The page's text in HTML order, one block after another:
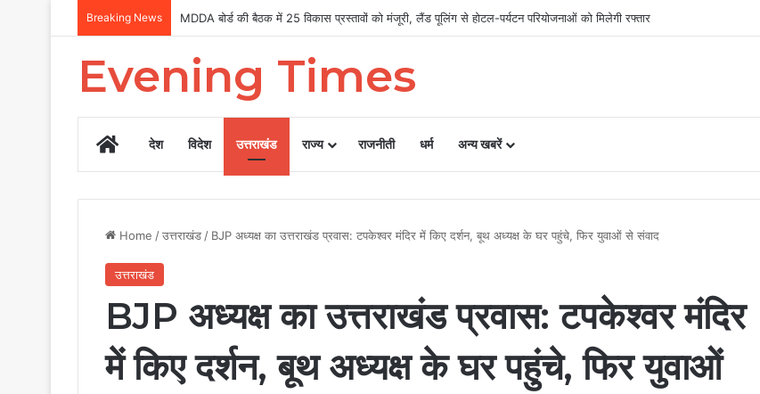
Breaking News Uttarakhand Tilu Rauteli Award 2026: 13 महिलाओं का चयन, 8 अगस्त को सीएम धामी करेंगे सम्मानित
Evening Times
Homeदेश विदेश उत्तराखंड राज्य राजनीती धर्म अन्य खबरें
Home /उत्तराखंड / BJP अध्यक्ष का उत्तराखंड प्रवास: टपकेश्वर मंदिर में किए दर्शन, बूथ अध्यक्ष के घर पहुंचे, फिर युवाओं से संवाद
उत्तराखंड
BJP अध्यक्ष का उत्तराखंड प्रवास: टपकेश्वर मंदिर
में किए दर्शन, बूथ अध्यक्ष के घर पहुंचे, फिर युवाओं